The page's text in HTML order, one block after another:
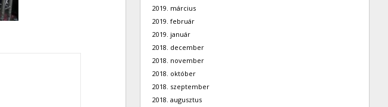
2019. március
2019. február
2019. január
2018. december
2018. november
2018. október
2018. szeptember
2018. augusztus